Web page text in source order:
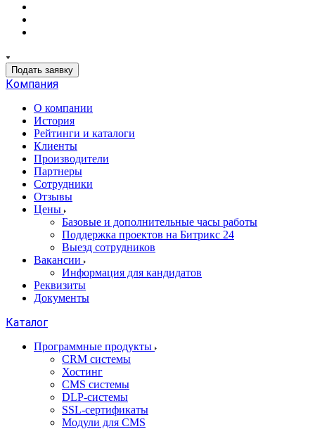
Подать заявку
Компания
О компании
История
Рейтинги и каталоги
Клиенты
Производители
Партнеры
Сотрудники
Отзывы
Цены
Базовые и дополнительные часы работы
Поддержка проектов на Битрикс 24
Выезд сотрудников
Вакансии
Информация для кандидатов
Реквизиты
Документы
Каталог
Программные продукты
CRM системы
Хостинг
CMS системы
DLP‑системы
SSL-сертификаты
Модули для CMS